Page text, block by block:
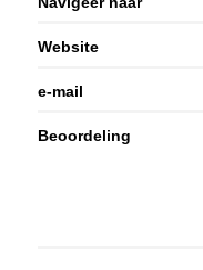
Website
e-mail
Beoordeling